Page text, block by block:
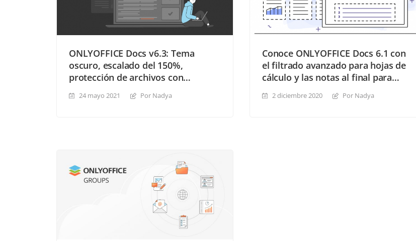
ONLYOFFICE Docs v6.3: Tema
oscuro, escalado del 150%,
protección de archivos con
24 mayo 2021 Por Nadya
Conoce ONLYOFFICE Docs 6.1 con
el filtrado avanzado para hojas de
cálculo y las notas al final para
2 diciembre 2020 Por Nadya